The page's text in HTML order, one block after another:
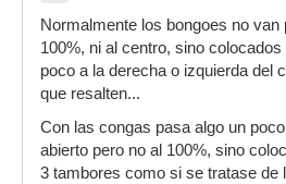
Normalmente los bongoes no van
100%, ni al centro, sino
poco a la derecha o izquierda del
que resalten...
Con las congas pasa algo un
abierto pero no al 100%, sino
3 tambores como si se tratase de